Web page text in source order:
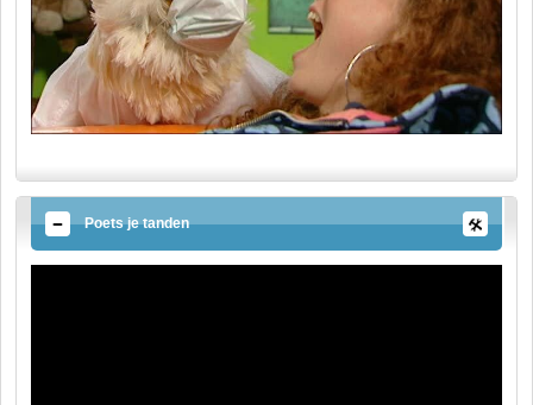
Poets je tanden